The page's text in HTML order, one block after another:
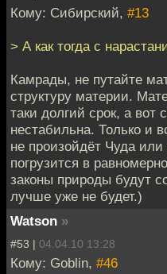
Кому: Сибирский, #13
> А как тогда с
Камрады, не путайте
структуру материи.
таки долгий срок, а вот
нестабильна. Только и
не произойдёт Чуда
погрузится в
законы природы будут
лучше уже не будет.)
Watson »
#53 | 04.04.10 13:28
Кому: Goblin, #46